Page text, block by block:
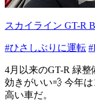
スカイライン GT-R
#ひさしぶりに運転
4月以来のGT-R 緑
効きがいい💨 今年
高い車だ。